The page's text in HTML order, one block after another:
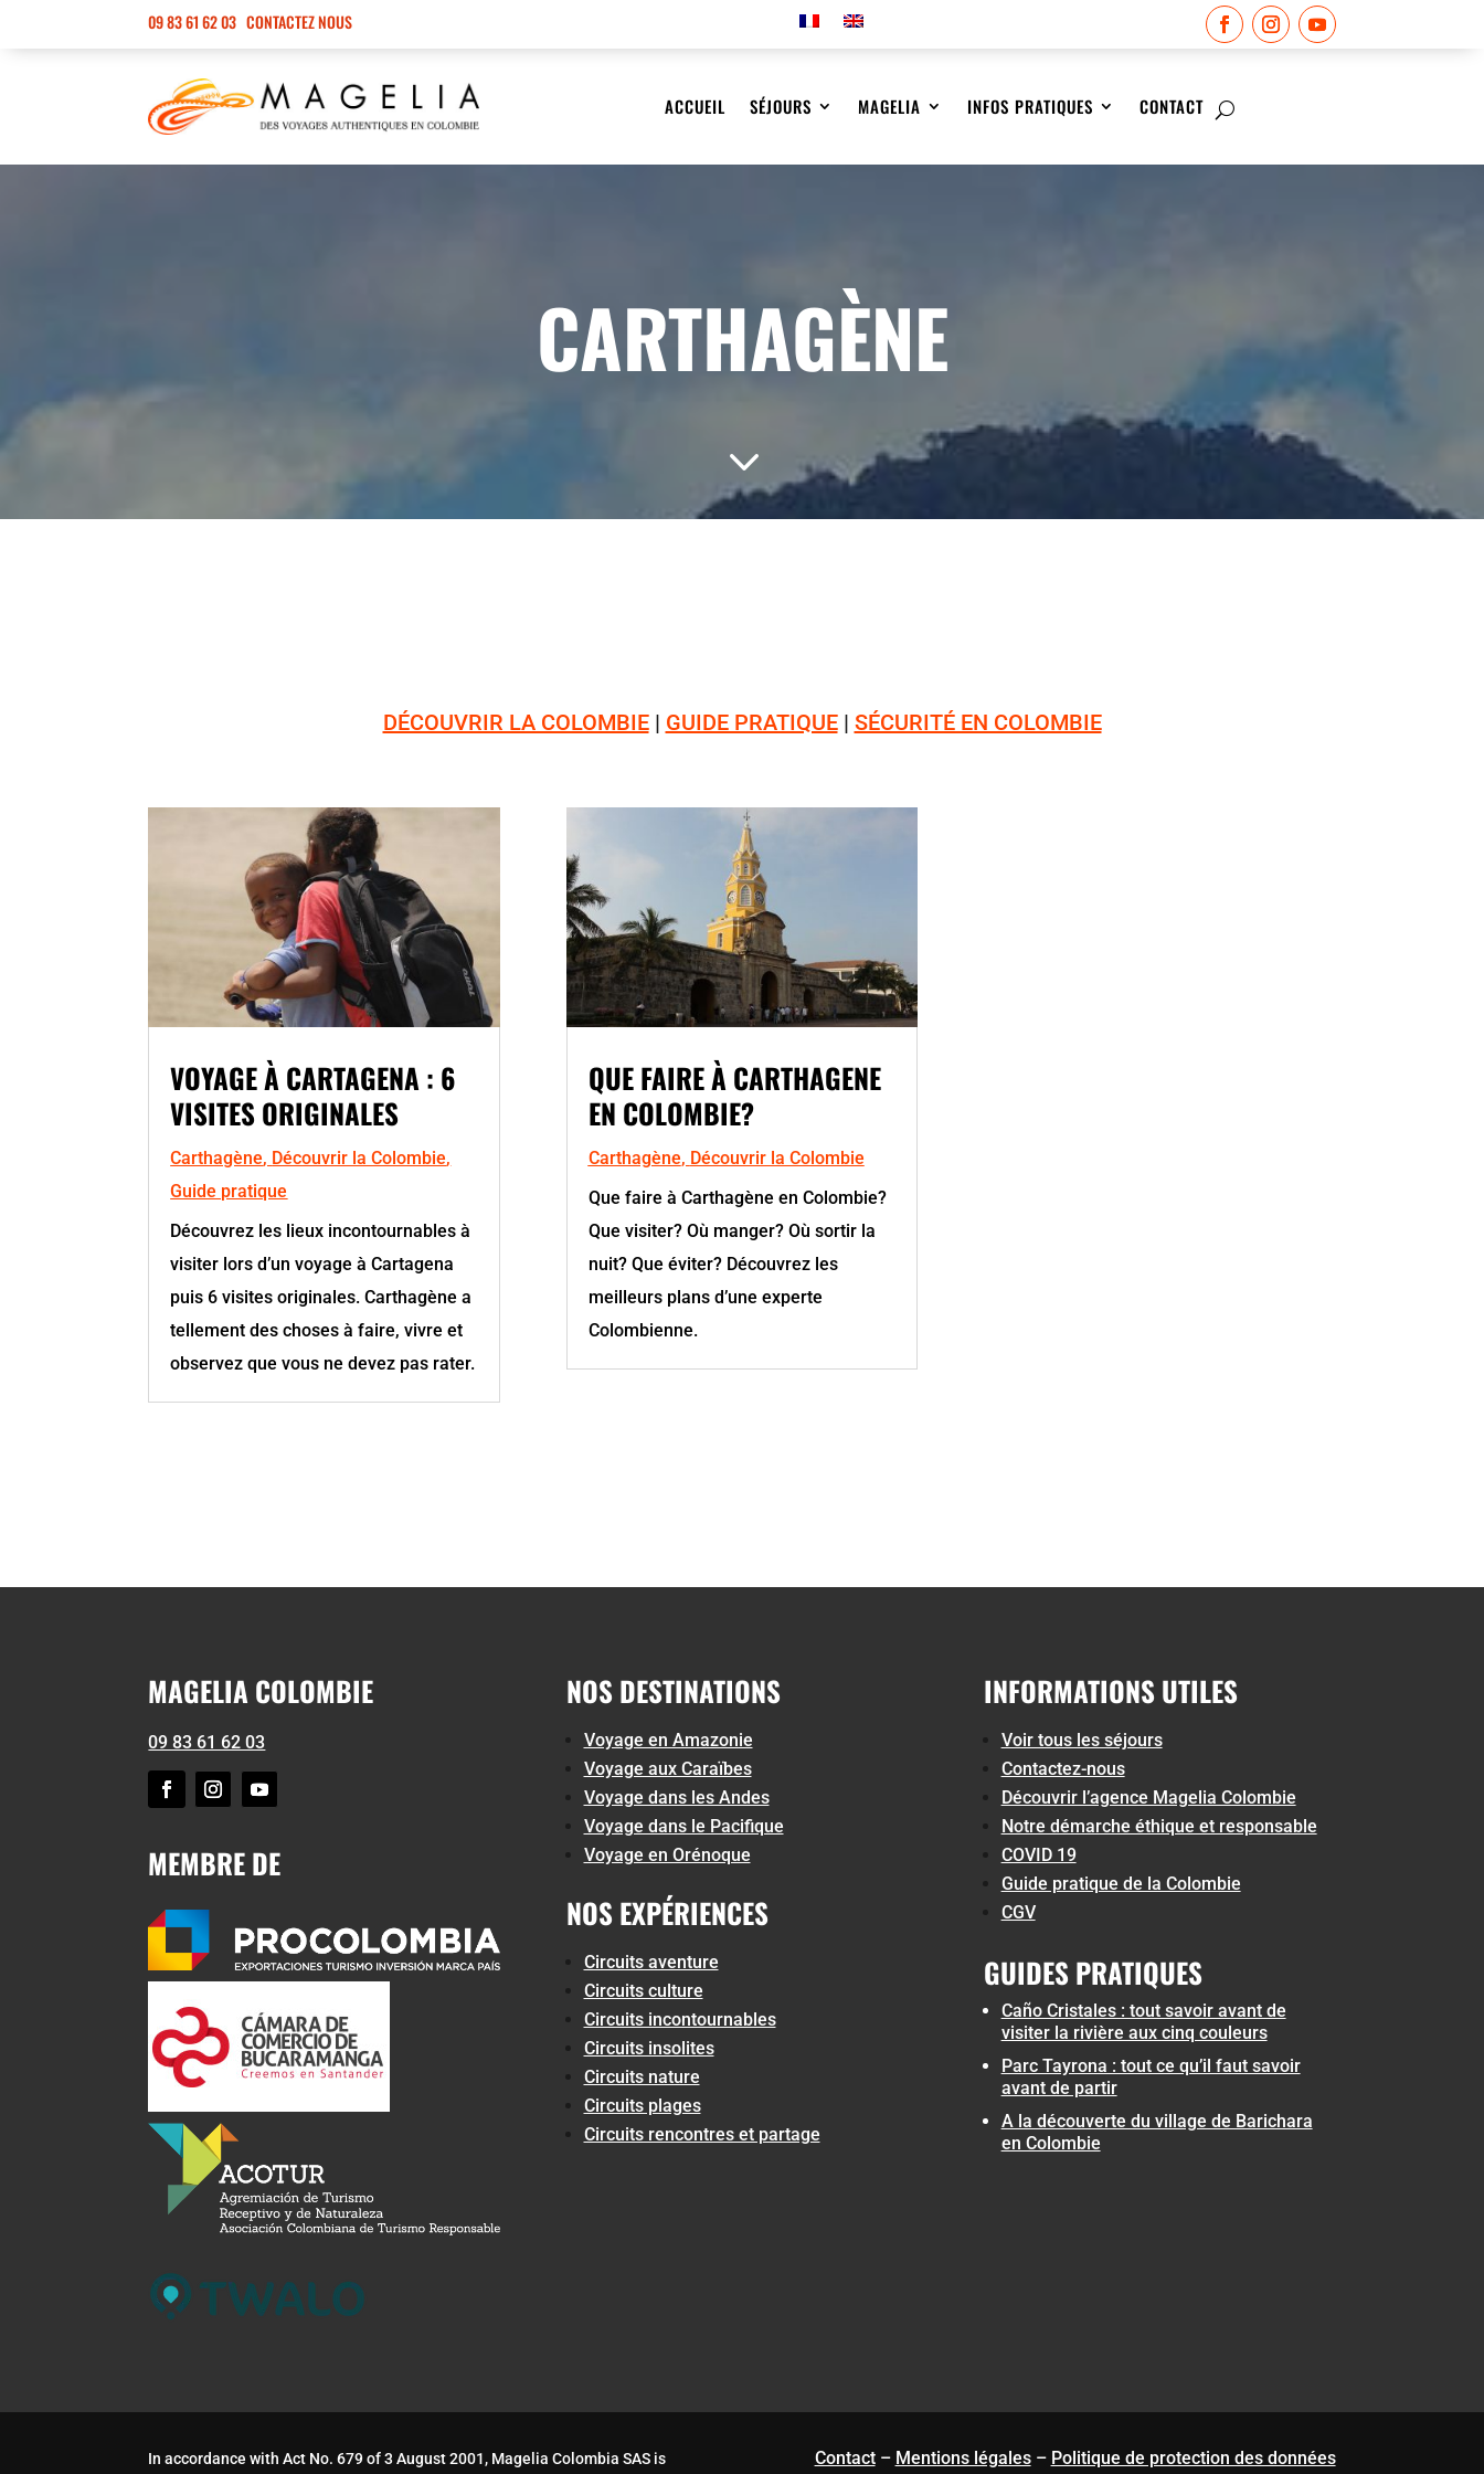
09 83 61 62 03 CONTACTEZ NOUS
ACCUEIL SÉJOURS MAGELIA INFOS PRATIQUES CONTACT
CARTHAGÈNE
3
DÉCOUVRIR LA COLOMBIE| GUIDE PRATIQUE| SÉCURITÉ EN COLOMBIE
VOYAGE À CARTAGENA : 6
VISITES ORIGINALES
Carthagène, Découvrir la Colombie,
Guide pratique
Découvrez les lieux incontournables à
visiter lors d’un voyage à Cartagena
puis 6 visites originales. Carthagène a
tellement des choses à faire, vivre et
observez que vous ne devez pas rater.
QUE FAIRE À CARTHAGENE
EN COLOMBIE?
Carthagène, Découvrir la Colombie
Que faire à Carthagène en Colombie?
Que visiter? Où manger? Où sortir la
nuit? Que éviter? Découvrez les
meilleurs plans d’une experte
Colombienne.
MAGELIA COLOMBIE
09 83 61 62 03
MEMBRE DE
NOS DESTINATIONS
Voyage en Amazonie
Voyage aux Caraïbes
Voyage dans les Andes
Voyage dans le Pacifique
Voyage en Orénoque
NOS EXPÉRIENCES
Circuits aventure
Circuits culture
Circuits incontournables
Circuits insolites
Circuits nature
Circuits plages
Circuits rencontres et partage
INFORMATIONS UTILES
Voir tous les séjours
Contactez-nous
Découvrir l’agence Magelia Colombie
Notre démarche éthique et responsable
COVID 19
Guide pratique de la Colombie
CGV
GUIDES PRATIQUES
Caño Cristales : tout savoir avant de
visiter la rivière aux cinq couleurs
Parc Tayrona : tout ce qu’il faut savoir
avant de partir
A la découverte du village de Barichara
en Colombie
In accordance with Act No. 679 of 3 August 2001, Magelia Colombia SAS is Contact– Mentions légales– Politique de protection des données